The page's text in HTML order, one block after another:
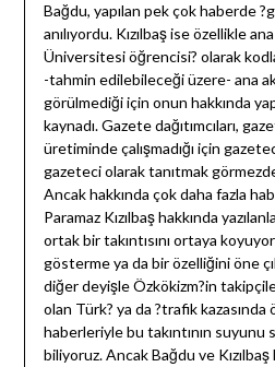
Bağdu, yapılan pek çok haberde
anılıyordu. Kızılbaş ise özellikle
Üniversitesi öğrencisi? olarak
-tahmin edilebileceği üzere- ana
görülmediği için onun hakkında
kaynadı. Gazete dağıtımcıları,
üretiminde çalışmadığı için
gazeteci olarak tanıtmak
Ancak hakkında çok daha fazla
Paramaz Kızılbaş hakkında
ortak bir takıntısını ortaya
gösterme ya da bir özelliğini öne
diğer deyişle Özkökizm?in
olan Türk? ya da ?trafik kazasında
haberleriyle bu takıntının suyunu
biliyoruz. Ancak Bağdu ve